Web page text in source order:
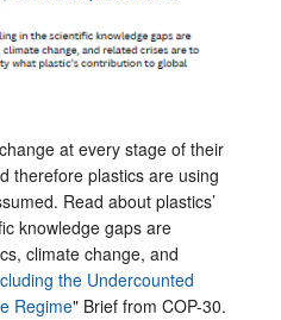
at every stage of their
therefore plastics are using
Read about plastics’
knowledge gaps are
climate change, and
the Undercounted
Regime" Brief from COP-30.